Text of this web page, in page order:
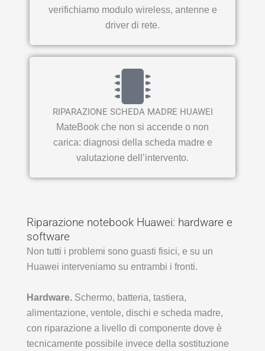
verifichiamo modulo wireless, antenne e
driver di rete.
RIPARAZIONE SCHEDA MADRE HUAWEI
MateBook che non si accende o non
carica: diagnosi della scheda madre e
valutazione dell’intervento.
Riparazione notebook Huawei: hardware e
software
Non tutti i problemi sono guasti fisici, e su un
Huawei interveniamo su entrambi i fronti.
Hardware. Schermo, batteria, tastiera,
alimentazione, ventole, dischi e scheda madre,
con riparazione a livello di componente dove è
tecnicamente possibile invece della sostituzione